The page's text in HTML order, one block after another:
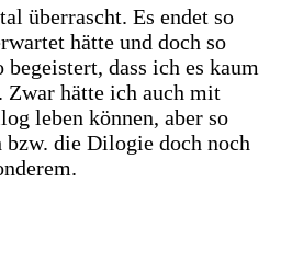
überrascht. Es endet so
hätte und doch so
dass ich es kaum
Zwar hätte ich auch mit
leben können, aber so
bzw. die Dilogie doch noch